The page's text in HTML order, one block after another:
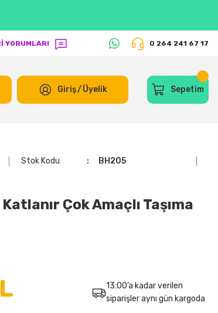
YORUMLARI 0 264 241 67 17
Giriş/Üyelik Sepetim
Stok Kodu
BH205
Çok Amaçlı Taşıma
13:00’a kadar verilen
siparişler aynı gün kargoda